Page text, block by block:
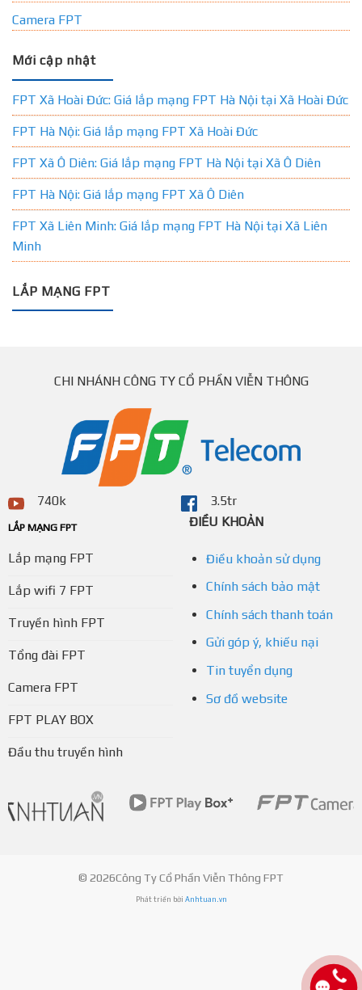
Camera FPT
Mới cập nhật
FPT Xã Hoài Đức: Giá lắp mạng FPT Hà Nội tại Xã Hoài Đức
FPT Hà Nội: Giá lắp mạng FPT Xã Hoài Đức
FPT Xã Ô Diên: Giá lắp mạng FPT Hà Nội tại Xã Ô Diên
FPT Hà Nội: Giá lắp mạng FPT Xã Ô Diên
FPT Xã Liên Minh: Giá lắp mạng FPT Hà Nội tại Xã Liên
Minh
LẮP MẠNG FPT
CHI NHÁNH CÔNG TY CỔ PHẦN VIỄN THÔNG
740k 3.5tr
LẮP MẠNG FPT
Lắp mạng FPT
Lắp wifi 7 FPT
Truyền hình FPT
Tổng đài FPT
Camera FPT
FPT PLAY BOX
Đầu thu truyền hình
ĐIỀU KHOẢN
Điều khoản sử dụng
Chính sách bảo mật
Chính sách thanh toán
Gửi góp ý, khiếu nại
Tin tuyển dụng
Sơ đồ website
© 2026Công Ty Cổ Phần Viễn Thông FPT
Phát triển bởi Anhtuan.vn